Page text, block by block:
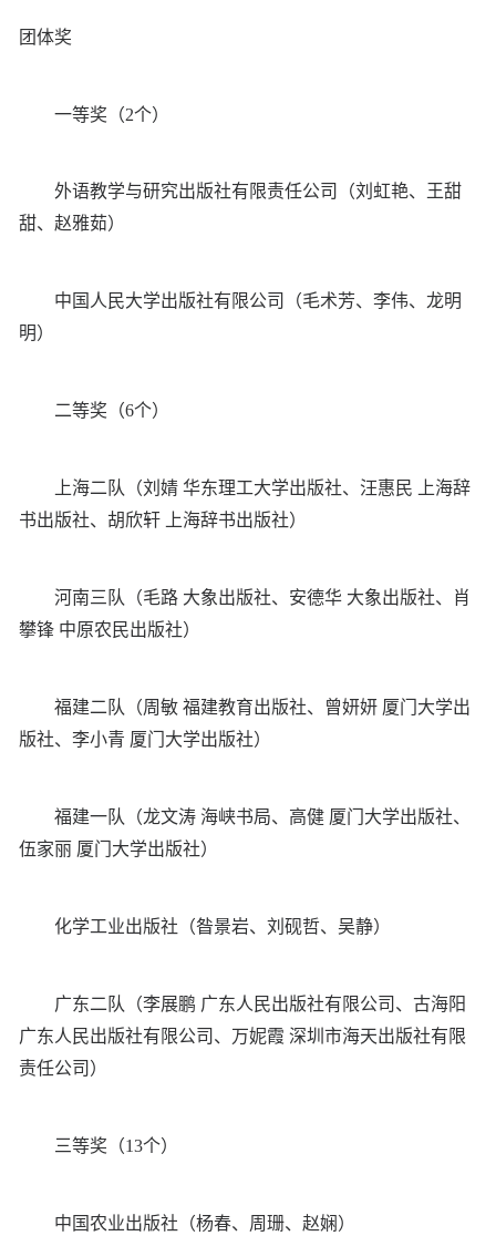
团体奖
一等奖（2个）
外语教学与研究出版社有限责任公司（刘虹艳、王甜
甜、赵雅茹）
中国人民大学出版社有限公司（毛术芳、李伟、龙明
明）
二等奖（6个）
上海二队（刘婧 华东理工大学出版社、汪惠民 上海辞
书出版社、胡欣轩 上海辞书出版社）
河南三队（毛路 大象出版社、安德华 大象出版社、肖
攀锋 中原农民出版社）
福建二队（周敏 福建教育出版社、曾妍妍 厦门大学出
版社、李小青 厦门大学出版社）
福建一队（龙文涛 海峡书局、高健 厦门大学出版社、
伍家丽 厦门大学出版社）
化学工业出版社（昝景岩、刘砚哲、吴静）
广东二队（李展鹏 广东人民出版社有限公司、古海阳
广东人民出版社有限公司、万妮霞 深圳市海天出版社有限
责任公司）
三等奖（13个）
中国农业出版社（杨春、周珊、赵娴）